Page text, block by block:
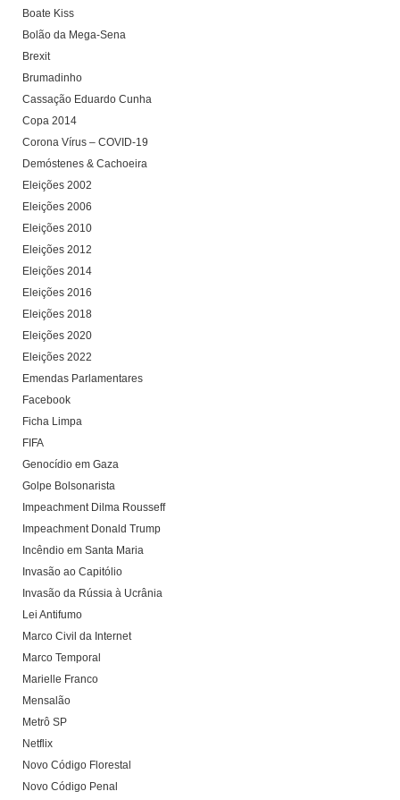
Boate Kiss
Bolão da Mega-Sena
Brexit
Brumadinho
Cassação Eduardo Cunha
Copa 2014
Corona Vírus – COVID-19
Demóstenes & Cachoeira
Eleições 2002
Eleições 2006
Eleições 2010
Eleições 2012
Eleições 2014
Eleições 2016
Eleições 2018
Eleições 2020
Eleições 2022
Emendas Parlamentares
Facebook
Ficha Limpa
FIFA
Genocídio em Gaza
Golpe Bolsonarista
Impeachment Dilma Rousseff
Impeachment Donald Trump
Incêndio em Santa Maria
Invasão ao Capitólio
Invasão da Rússia à Ucrânia
Lei Antifumo
Marco Civil da Internet
Marco Temporal
Marielle Franco
Mensalão
Metrô SP
Netflix
Novo Código Florestal
Novo Código Penal